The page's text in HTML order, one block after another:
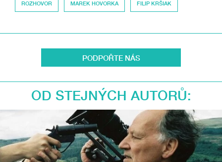
ROZHOVOR MAREK HOVORKA FILIP KRŠIAK
PODPOŘTE NÁS
OD STEJNÝCH AUTORŮ: